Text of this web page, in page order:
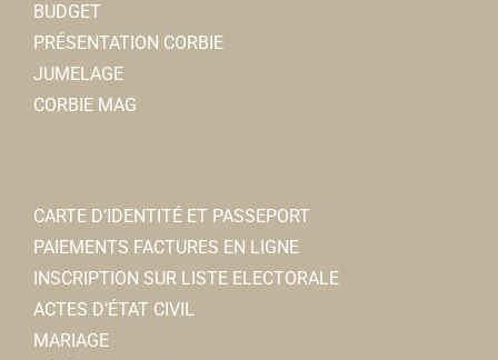
BUDGET
PRÉSENTATION CORBIE
JUMELAGE
CORBIE MAG
CARTE D’IDENTITÉ ET PASSEPORT
PAIEMENTS FACTURES EN LIGNE
INSCRIPTION SUR LISTE ELECTORALE
ACTES D’ÉTAT CIVIL
MARIAGE